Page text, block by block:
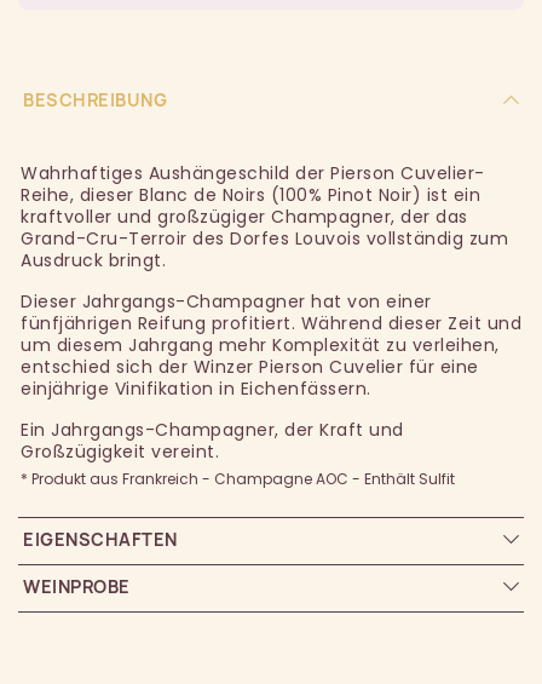
BESCHREIBUNG
Wahrhaftiges Aushängeschild der Pierson Cuvelier-
Reihe, dieser Blanc de Noirs (100% Pinot Noir) ist ein
kraftvoller und großzügiger Champagner, der das
Grand-Cru-Terroir des Dorfes Louvois vollständig zum
Ausdruck bringt.
Dieser Jahrgangs-Champagner hat von einer
fünfjährigen Reifung profitiert. Während dieser Zeit und
um diesem Jahrgang mehr Komplexität zu verleihen,
entschied sich der Winzer Pierson Cuvelier für eine
einjährige Vinifikation in Eichenfässern.
Ein Jahrgangs-Champagner, der Kraft und
Großzügigkeit vereint.
* Produkt aus Frankreich - Champagne AOC - Enthält Sulfit
EIGENSCHAFTEN
WEINPROBE